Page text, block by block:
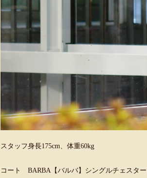
スタッフ身長175cm、体重60kg
コート BARBA【バルバ】シングルチェスタ